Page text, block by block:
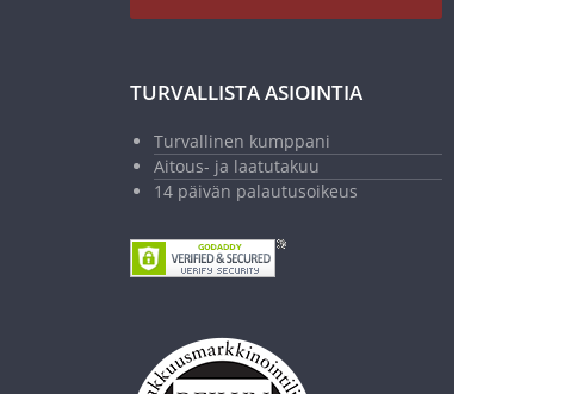
89,00 € 49,00 €
Normaalihinta 89,00 €
TURVALLISTA ASIOINTIA
Turvallinen kumppani
Aitous- ja laatutakuu
14 päivän palautusoikeus